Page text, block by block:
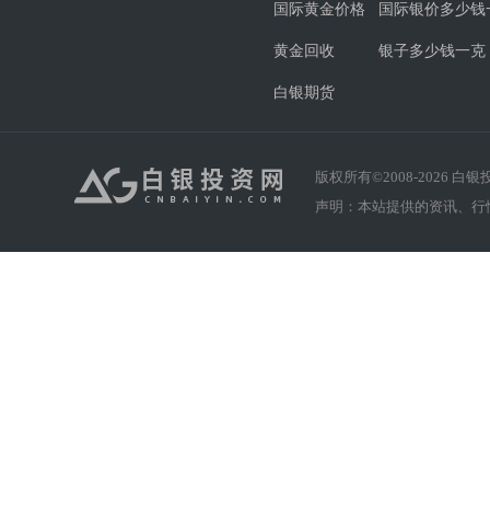
国际黄金价格 国际银价多少钱
黄金回收 银子多少钱一克
白银期货
版权所有©2008-2026 白银
声明：本站提供的资讯、